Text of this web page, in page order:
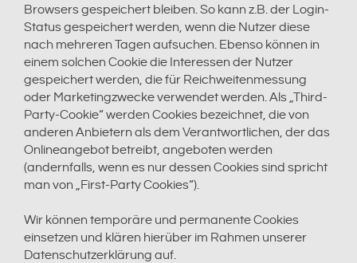
Browsers gespeichert bleiben. So kann z.B. der Login-
Status gespeichert werden, wenn die Nutzer diese
nach mehreren Tagen aufsuchen. Ebenso können in
einem solchen Cookie die Interessen der Nutzer
gespeichert werden, die für Reichweitenmessung
oder Marketingzwecke verwendet werden. Als „Third-
Party-Cookie“ werden Cookies bezeichnet, die von
anderen Anbietern als dem Verantwortlichen, der das
Onlineangebot betreibt, angeboten werden
(andernfalls, wenn es nur dessen Cookies sind spricht
man von „First-Party Cookies“).
Wir können temporäre und permanente Cookies
einsetzen und klären hierüber im Rahmen unserer
Datenschutzerklärung auf.